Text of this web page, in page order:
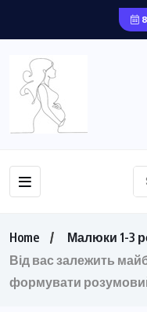
Home
Малюки 1-3
Від вас залежить
формувати